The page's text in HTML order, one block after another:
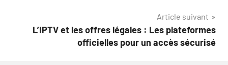
Article suivant
L’IPTV et les offres légales : Les plateformes
officielles pour un accès sécurisé